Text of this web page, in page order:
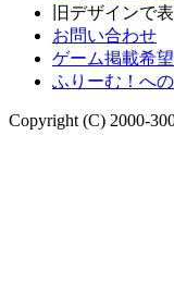
旧デザインで
お問い合わせ
ゲーム掲載希
ふりーむ！へ
Copyright (C) 2000-